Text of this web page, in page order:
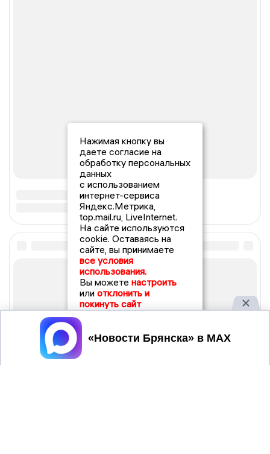
Нажимая кнопку вы
даете согласие на
обработку персональных
данных
с использованием
интернет-сервиса
Яндекс.Метрика,
top.mail.ru, LiveInternet.
На сайте используются
cookie. Оставаясь на
сайте, вы принимаете
все условия
использования.
Вы можете настроить
или отклонить и
покинуть сайт
Принять